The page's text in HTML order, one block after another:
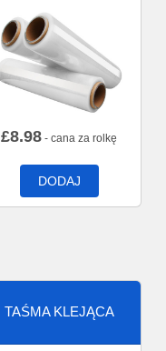
£8.98 - cana za rolkę
DODAJ
TAŚMA KLEJĄCA